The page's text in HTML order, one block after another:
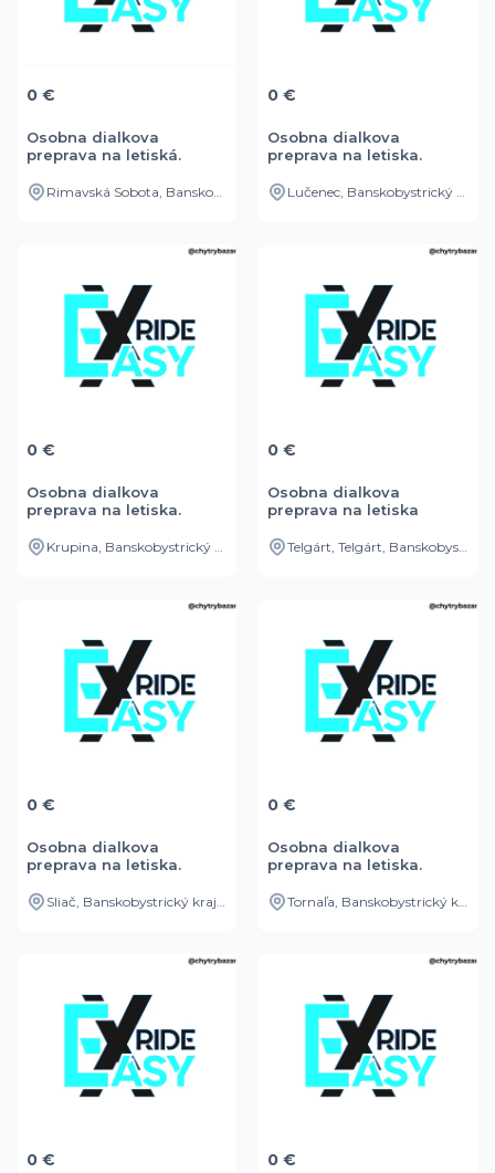
0 €
Osobna dialkova
preprava na letiská.
Rimavská Sobota, Banskobystrický kraj, SK
0 €
Osobna dialkova
preprava na letiska.
Lučenec, Banskobystrický kraj, SK
0 €
Osobna dialkova
preprava na letiska.
0 €
Osobna dialkova
preprava na letiska
0 €
Osobna dialkova
preprava na letiska.
0 €
Osobna dialkova
preprava na letiska.
0 € 0 €